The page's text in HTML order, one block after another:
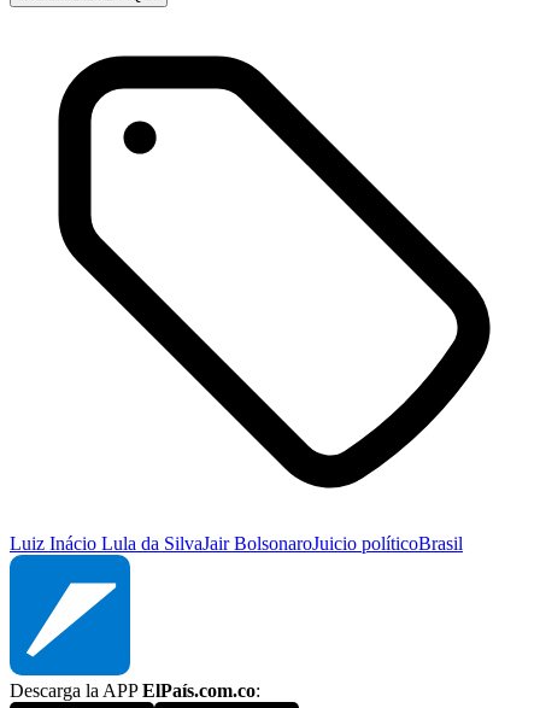
Luiz Inácio Lula da SilvaJair BolsonaroJuicio políticoBrasil
Descarga la APPElPaís.com.co: